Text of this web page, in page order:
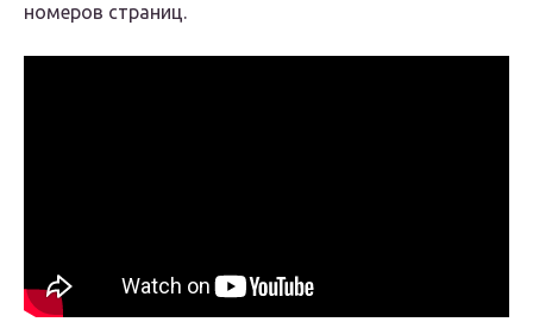
номеров страниц.